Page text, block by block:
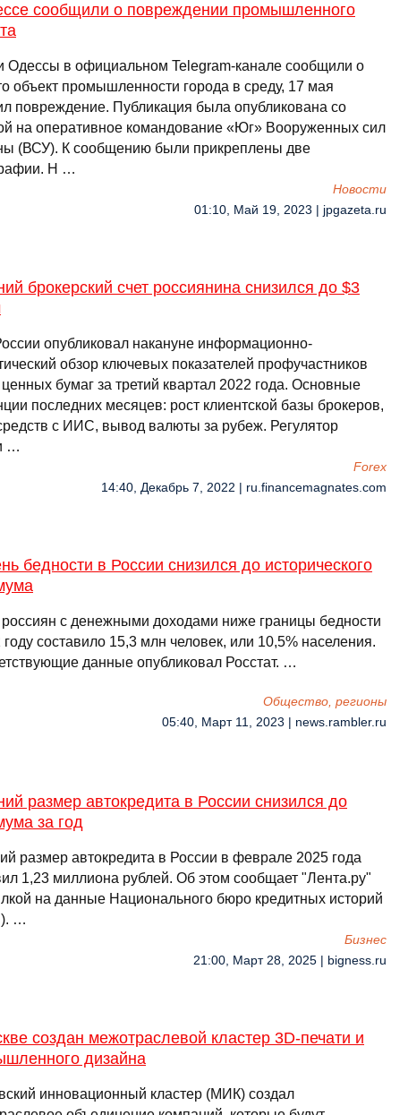
сообщили о повреждении промышленного
Одессы в официальном Telegram-канале сообщили о
объект промышленности города в среду, 17 мая
повреждение. Публикация была опубликована со
на оперативное командование «Юг» Вооруженных сил
(ВСУ). К сообщению были прикреплены две
Н …
Новости
01:10, Май 19, 2023 | jpgazeta.ru
брокерский счет россиянина снизился до $3
опубликовал накануне информационно-
обзор ключевых показателей профучастников
бумаг за третий квартал 2022 года. Основные
последних месяцев: рост клиентской базы брокеров,
с ИИС, вывод валюты за рубеж. Регулятор
…
Forex
14:40, Декабрь 7, 2022 | ru.financemagnates.com
бедности в России снизился до исторического
с денежными доходами ниже границы бедности
году составило 15,3 млн человек, или 10,5% населения.
данные опубликовал Росстат. …
Общество, регионы
05:40, Март 11, 2023 | news.rambler.ru
размер автокредита в России снизился до
за год
размер автокредита в России в феврале 2025 года
1,23 миллиона рублей. Об этом сообщает "Лента.ру"
на данные Национального бюро кредитных историй
…
Бизнес
21:00, Март 28, 2025 | bigness.ru
создан межотраслевой кластер 3D-печати и
дизайна
инновационный кластер (МИК) создал